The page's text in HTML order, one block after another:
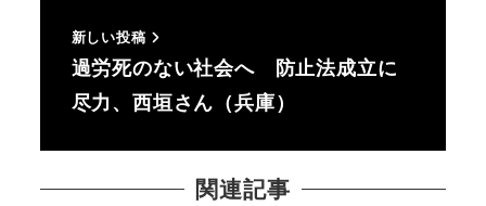
新しい投稿
過労死のない社会へ 防止法成立に
尽力、西垣さん（兵庫）
関連記事